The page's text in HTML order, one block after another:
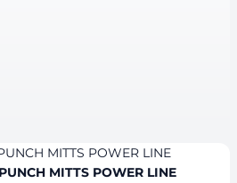
MITTS POWER LINE
MITTS POWER LINE